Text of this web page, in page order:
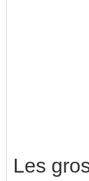
Les